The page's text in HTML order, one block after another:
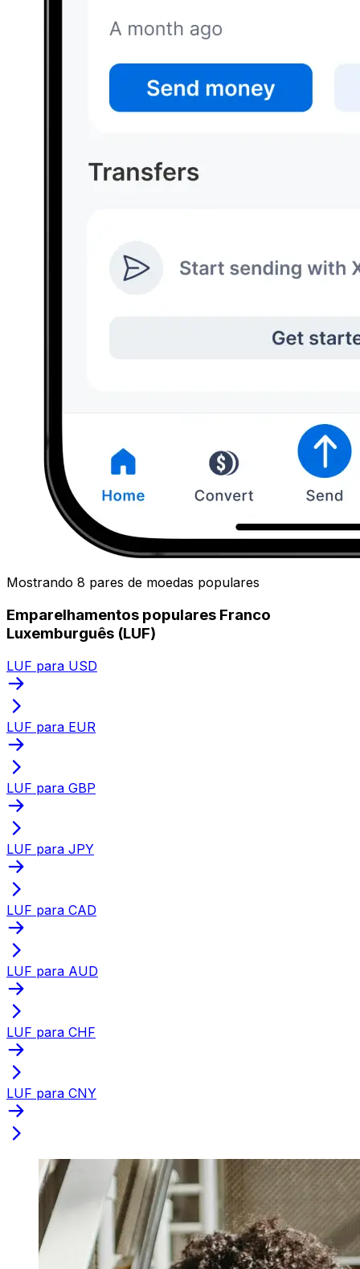
Mostrando 8 pares de moedas populares
Emparelhamentos populares Franco
Luxemburguês (LUF)
LUF para USD
LUF para EUR
LUF para GBP
LUF para JPY
LUF para CAD
LUF para AUD
LUF para CHF
LUF para CNY